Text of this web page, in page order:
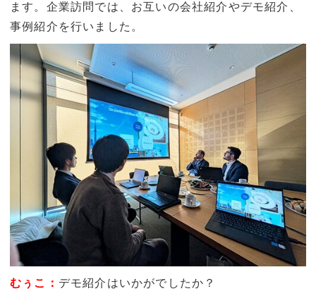
ます。企業訪問では、お互いの会社紹介やデモ紹介、
事例紹介を行いました。
むぅこ： デモ紹介はいかがでしたか？